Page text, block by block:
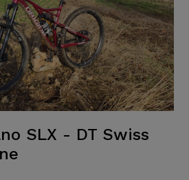
SLX - DT Swiss